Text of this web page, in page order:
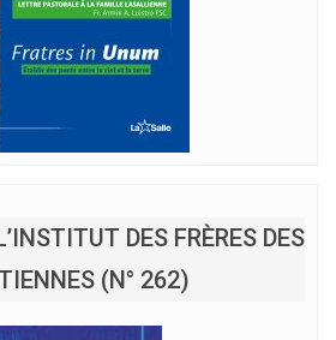
DES FRÈRES DES
(N° 262)